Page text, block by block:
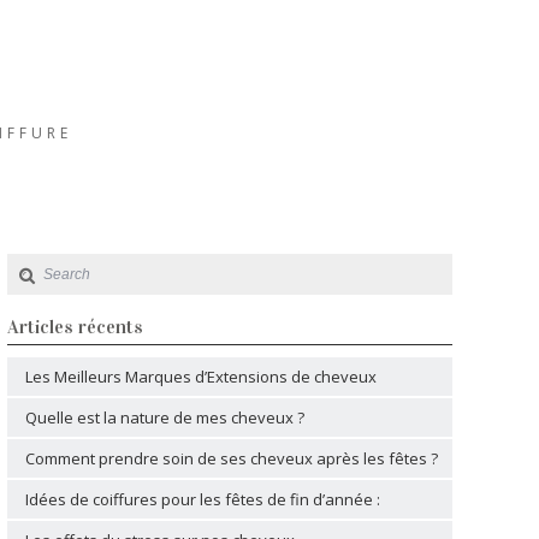
Articles récents
Les Meilleurs Marques d’Extensions de cheveux
Quelle est la nature de mes cheveux ?
Comment prendre soin de ses cheveux après les fêtes ?
Idées de coiffures pour les fêtes de fin d’année :